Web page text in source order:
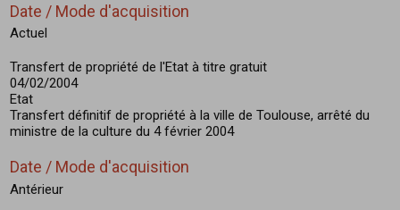
Date / Mode d'acquisition
Actuel
Transfert de propriété de l'Etat à titre gratuit
04/02/2004
Etat
Transfert définitif de propriété à la ville de Toulouse, arrêté du
ministre de la culture du 4 février 2004
Date / Mode d'acquisition
Antérieur